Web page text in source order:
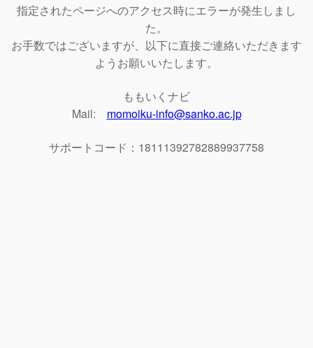
指定されたページへのアクセス時にエラーが発生しまし
た。
お手数ではございますが、以下に直接ご連絡いただきます
ようお願いいたします。
ももいくナビ
Mail: momoiku-info@sanko.ac.jp
サポートコード：18111392782889937758